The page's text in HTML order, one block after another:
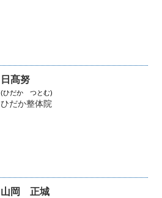
日髙努
(ひだか つとむ)
ひだか整体院
山岡 正城